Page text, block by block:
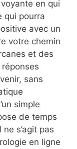
en qui
qui pourra
avec un
votre chemin
et des
sans
simple
de temps
s’agit pas
en ligne